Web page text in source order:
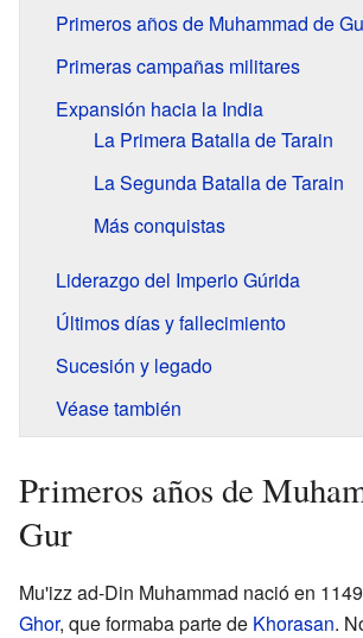
Primeros años de Muhammad de
Primeras campañas militares
Expansión hacia la India
La Primera Batalla de Tarain
La Segunda Batalla de Tarain
Más conquistas
Liderazgo del Imperio Gúrida
Últimos días y fallecimiento
Sucesión y legado
Véase también
Primeros años de
Gur
Mu'izz ad-Din Muhammad nació en
Ghor, que formaba parte de Khorasan.